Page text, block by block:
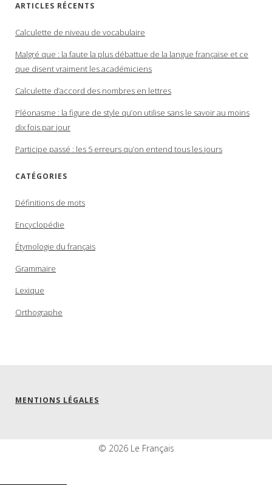
ARTICLES RÉCENTS
Calculette de niveau de vocabulaire
Malgré que : la faute la plus débattue de la langue française et ce
que disent vraiment les académiciens
Calculette d’accord des nombres en lettres
Pléonasme : la figure de style qu’on utilise sans le savoir au moins
dix fois par jour
Participe passé : les 5 erreurs qu’on entend tous les jours
CATÉGORIES
Définitions de mots
Encyclopédie
Étymologie du français
Grammaire
Lexique
Orthographe
MENTIONS LÉGALES
© 2026 Le Français